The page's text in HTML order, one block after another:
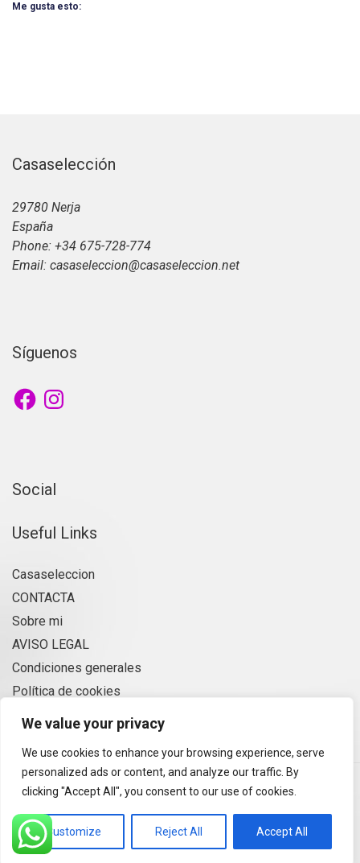
We value your privacy
We use cookies to enhance your browsing experience, serve
personalized ads or content, and analyze our traffic. By
clicking "Accept All", you consent to our use of cookies.
Customize Reject All Accept All
Me gusta esto:
Casaselección
29780 Nerja
España
Phone: +34 675-728-774
Email: casaseleccion@casaseleccion.net
Síguenos
FacebookInstagram
Social
Useful Links
Casaseleccion
CONTACTA
Sobre mi
AVISO LEGAL
Condiciones generales
Política de cookies
Privacidad
María Ortega- Casaseleccion- Nerja 29780– +34 675 728
Alquiler vacacional y de estancias de invierno - Powered by
WordPress